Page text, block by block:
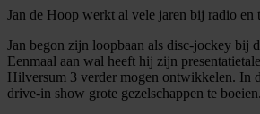
Jan de Hoop werkt al vele jaren bij radio en
Jan begon zijn loopbaan als disc-jockey bij
Eenmaal aan wal heeft hij zijn
Hilversum 3 verder mogen ontwikkelen. In
drive-in show grote gezelschappen te boeien.